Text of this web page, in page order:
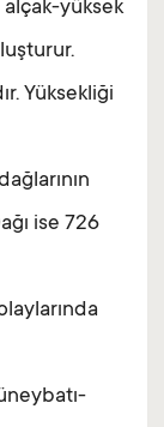
alçak-yüksek
Yüksekliği
ise 726